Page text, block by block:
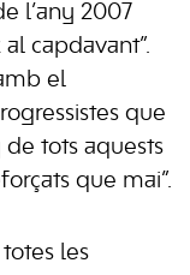
l’any 2007
capdavant”.
el
que
de tots aquests
que mai”.
les